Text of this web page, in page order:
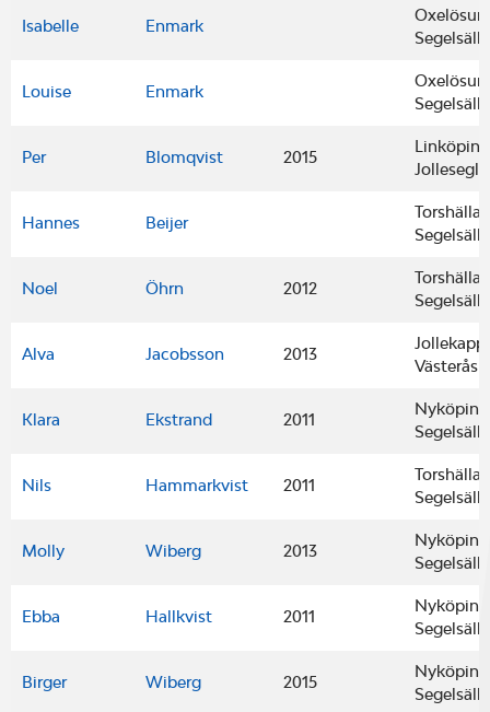
Isabelle Enmark
Louise Enmark
Per Blomqvist 2015
Hannes Beijer
Torshälla
Noel Öhrn 2012
Torshälla
Alva Jacobsson 2013
Västerås
Klara Ekstrand 2011
Nils Hammarkvist 2011
Torshälla
Molly Wiberg 2013
Ebba Hallkvist 2011
Birger Wiberg 2015